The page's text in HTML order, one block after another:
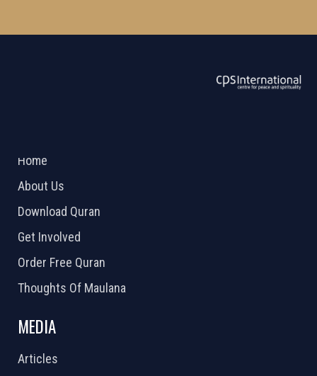
Home
About Us
Download Quran
Get Involved
Order Free Quran
Thoughts Of Maulana
MEDIA
Articles